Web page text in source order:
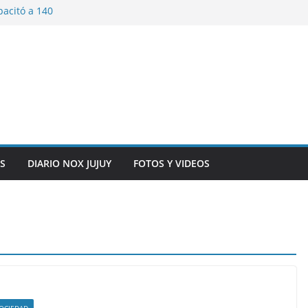
a 140
9 de Julio con
cursantes del
DIARIO NOX JUJUY FOTOS Y VIDEOS